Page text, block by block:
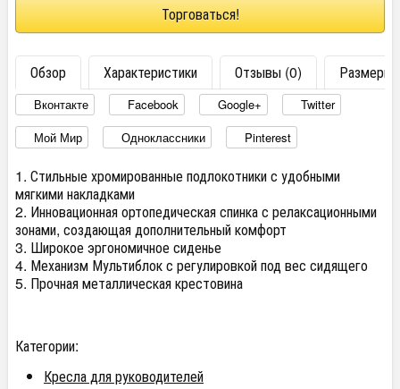
Торговаться!
Обзор Характеристики Отзывы (0) Размеры
Вконтакте Facebook Google+
Twitter
Мой Мир
Одноклассники Pinterest
1. Стильные хромированные подлокотники с удобными
мягкими накладками
2. Инновационная ортопедическая спинка с релаксационными
зонами, создающая дополнительный комфорт
3. Широкое эргономичное сиденье
4. Механизм Мультиблок с регулировкой под вес сидящего
5. Прочная металлическая крестовина
Категории:
Кресла для руководителей